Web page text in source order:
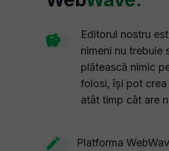
Editorul nostru
nimeni nu trebuie
plătească nimic
folosi, își pot crea
atât timp cât are
Platforma